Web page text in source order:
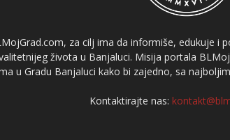
za cilj ima da informiše, edukuje i
života u Banjaluci. Misija portala
u Gradu Banjaluci kako bi zajedno, sa
Kontaktirajte nas: